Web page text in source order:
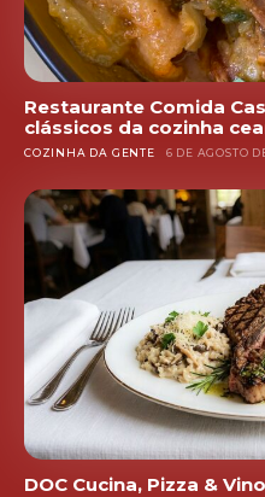
Restaurante Comida
clássicos da cozinha
COZINHA DA GENTE 6 DE AGOSTO
DOC Cucina, Pizza &